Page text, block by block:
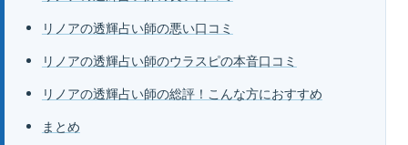
リノアの透輝占い師の悪い口コミ
リノアの透輝占い師のウラスピの本音口コミ
リノアの透輝占い師の総評！こんな方におすすめ
まとめ